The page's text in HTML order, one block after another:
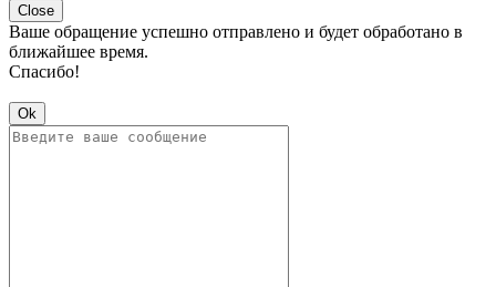
Close
Ваше обращение успешно отправлено и будет обработано в
ближайшее время.
Спасибо!
Ok